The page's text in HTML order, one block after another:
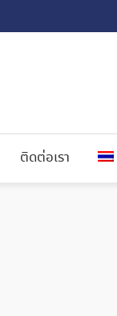
ติดต่อเรา